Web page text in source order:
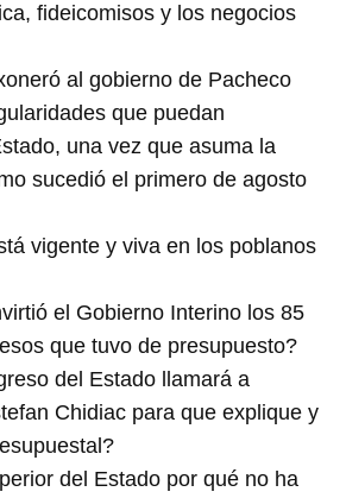
fideicomisos y los negocios
al gobierno de Pacheco
que puedan
una vez que asuma la
sucedió el primero de agosto
vigente y viva en los poblanos
el Gobierno Interino los 85
que tuvo de presupuesto?
del Estado llamará a
Chidiac para que explique y
del Estado por qué no ha